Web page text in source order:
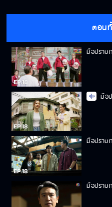
ตอน
มือปราบ
มือ
มือปราบ
มือปราบ